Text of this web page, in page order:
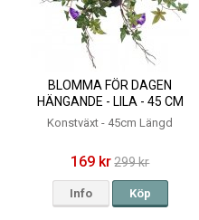
BLOMMA FÖR DAGEN
HÄNGANDE - LILA - 45 CM
Konstväxt - 45cm Längd
169 kr 299 kr
Info Köp